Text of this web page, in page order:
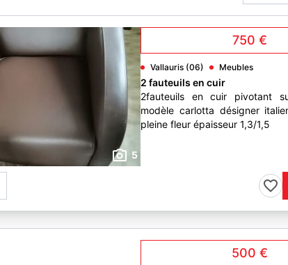
5
750 €
Vallauris (06) Meubles
2 fauteuils en cuir
2fauteuils en cuir pivotant
modèle carlotta désigner
pleine fleur épaisseur 1,3/1,5
500 €